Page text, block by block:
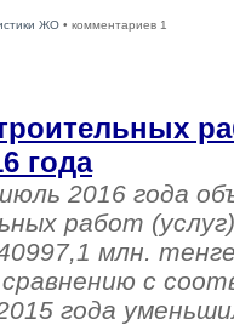
ЖО • комментариев 1
года
2016 года
работ
млн.
сравнению с
года